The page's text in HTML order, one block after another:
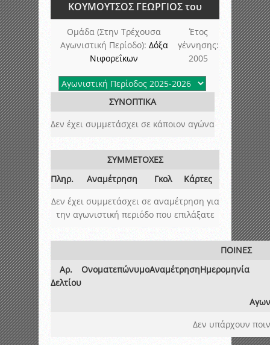
ΚΟΥΜΟΥΤΣΟΣ ΓΕΩΡΓΙΟΣ του
Ομάδα (Στην Τρέχουσα
Αγωνιστική Περίοδο): Δόξα
Νιφορεΐκων
Έτος
γέννησης:
2005
ΣΥΝΟΠΤΙΚΑ
Δεν έχει συμμετάσχει σε κάποιον αγώνα
ΣΥΜΜΕΤΟΧΕΣ
Πληρ.
Αναμέτρηση Γκολ
Κάρτες
Δεν έχει συμμετάσχει σε αναμέτρηση για
την αγωνιστική περιόδο που επιλάξατε
ΠΟΙΝΕΣ
Αρ.
Δελτίου
ΟνοματεπώνυμοΑναμέτρησηΗμερομηνία
Δεν υπάρχουν